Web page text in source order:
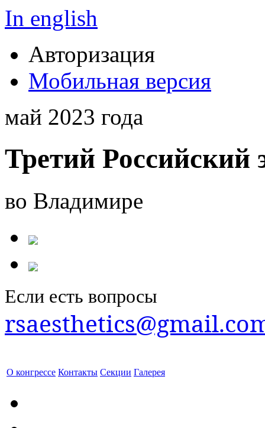
In english
Авторизация
Мобильная версия
май 2023 года
Третий Российский
во Владимире
Если есть вопросы
О конгрессе Контакты Секции Галерея